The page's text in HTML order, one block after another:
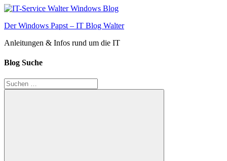
Zum
springen
Der Windows Papst – IT Blog Walter
Anleitungen & Infos rund um die IT
Blog Suche
Suchen
nach: